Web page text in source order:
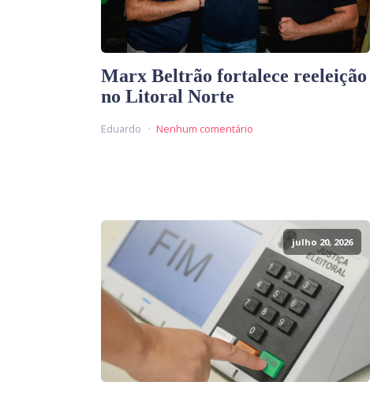
Marx Beltrão fortalece reeleição
no Litoral Norte
Eduardo Nenhum comentário
julho 20, 2026